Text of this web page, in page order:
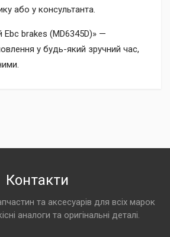
або у консультанта.
Ebc brakes (MD6345D)» —
у будь-який зручний час,
Контакти
та аксесуарів для всіх марок
аналоги та оригінальні деталі.